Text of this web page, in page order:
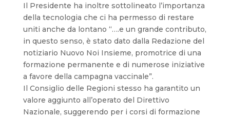
Il Presidente ha inoltre sottolineato l’importanza
della tecnologia che ci ha permesso di restare
uniti anche da lontano “….e un grande contributo,
in questo senso, è stato dato dalla Redazione del
notiziario Nuovo Noi Insieme, promotrice di una
formazione permanente e di numerose iniziative
a favore della campagna vaccinale”.
Il Consiglio delle Regioni stesso ha garantito un
valore aggiunto all’operato del Direttivo
Nazionale, suggerendo per i corsi di formazione